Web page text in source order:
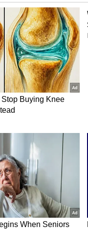
மற்றும் தமிழக
நிலையத்தில்
அரசுகளின்
நேரு உள்
கோஷம்
மு.க
டப்
வருகின்றனர்.